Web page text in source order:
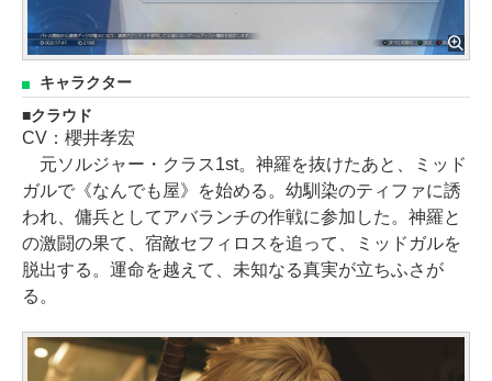
キャラクター
クラウド
CV：櫻井孝宏
元ソルジャー・クラス1st。神羅を抜けたあと、ミッド
ガルで《なんでも屋》を始める。幼馴染のティファに誘
われ、傭兵としてアバランチの作戦に参加した。神羅と
の激闘の果て、宿敵セフィロスを追って、ミッドガルを
脱出する。運命を越えて、未知なる真実が立ちふさが
る。